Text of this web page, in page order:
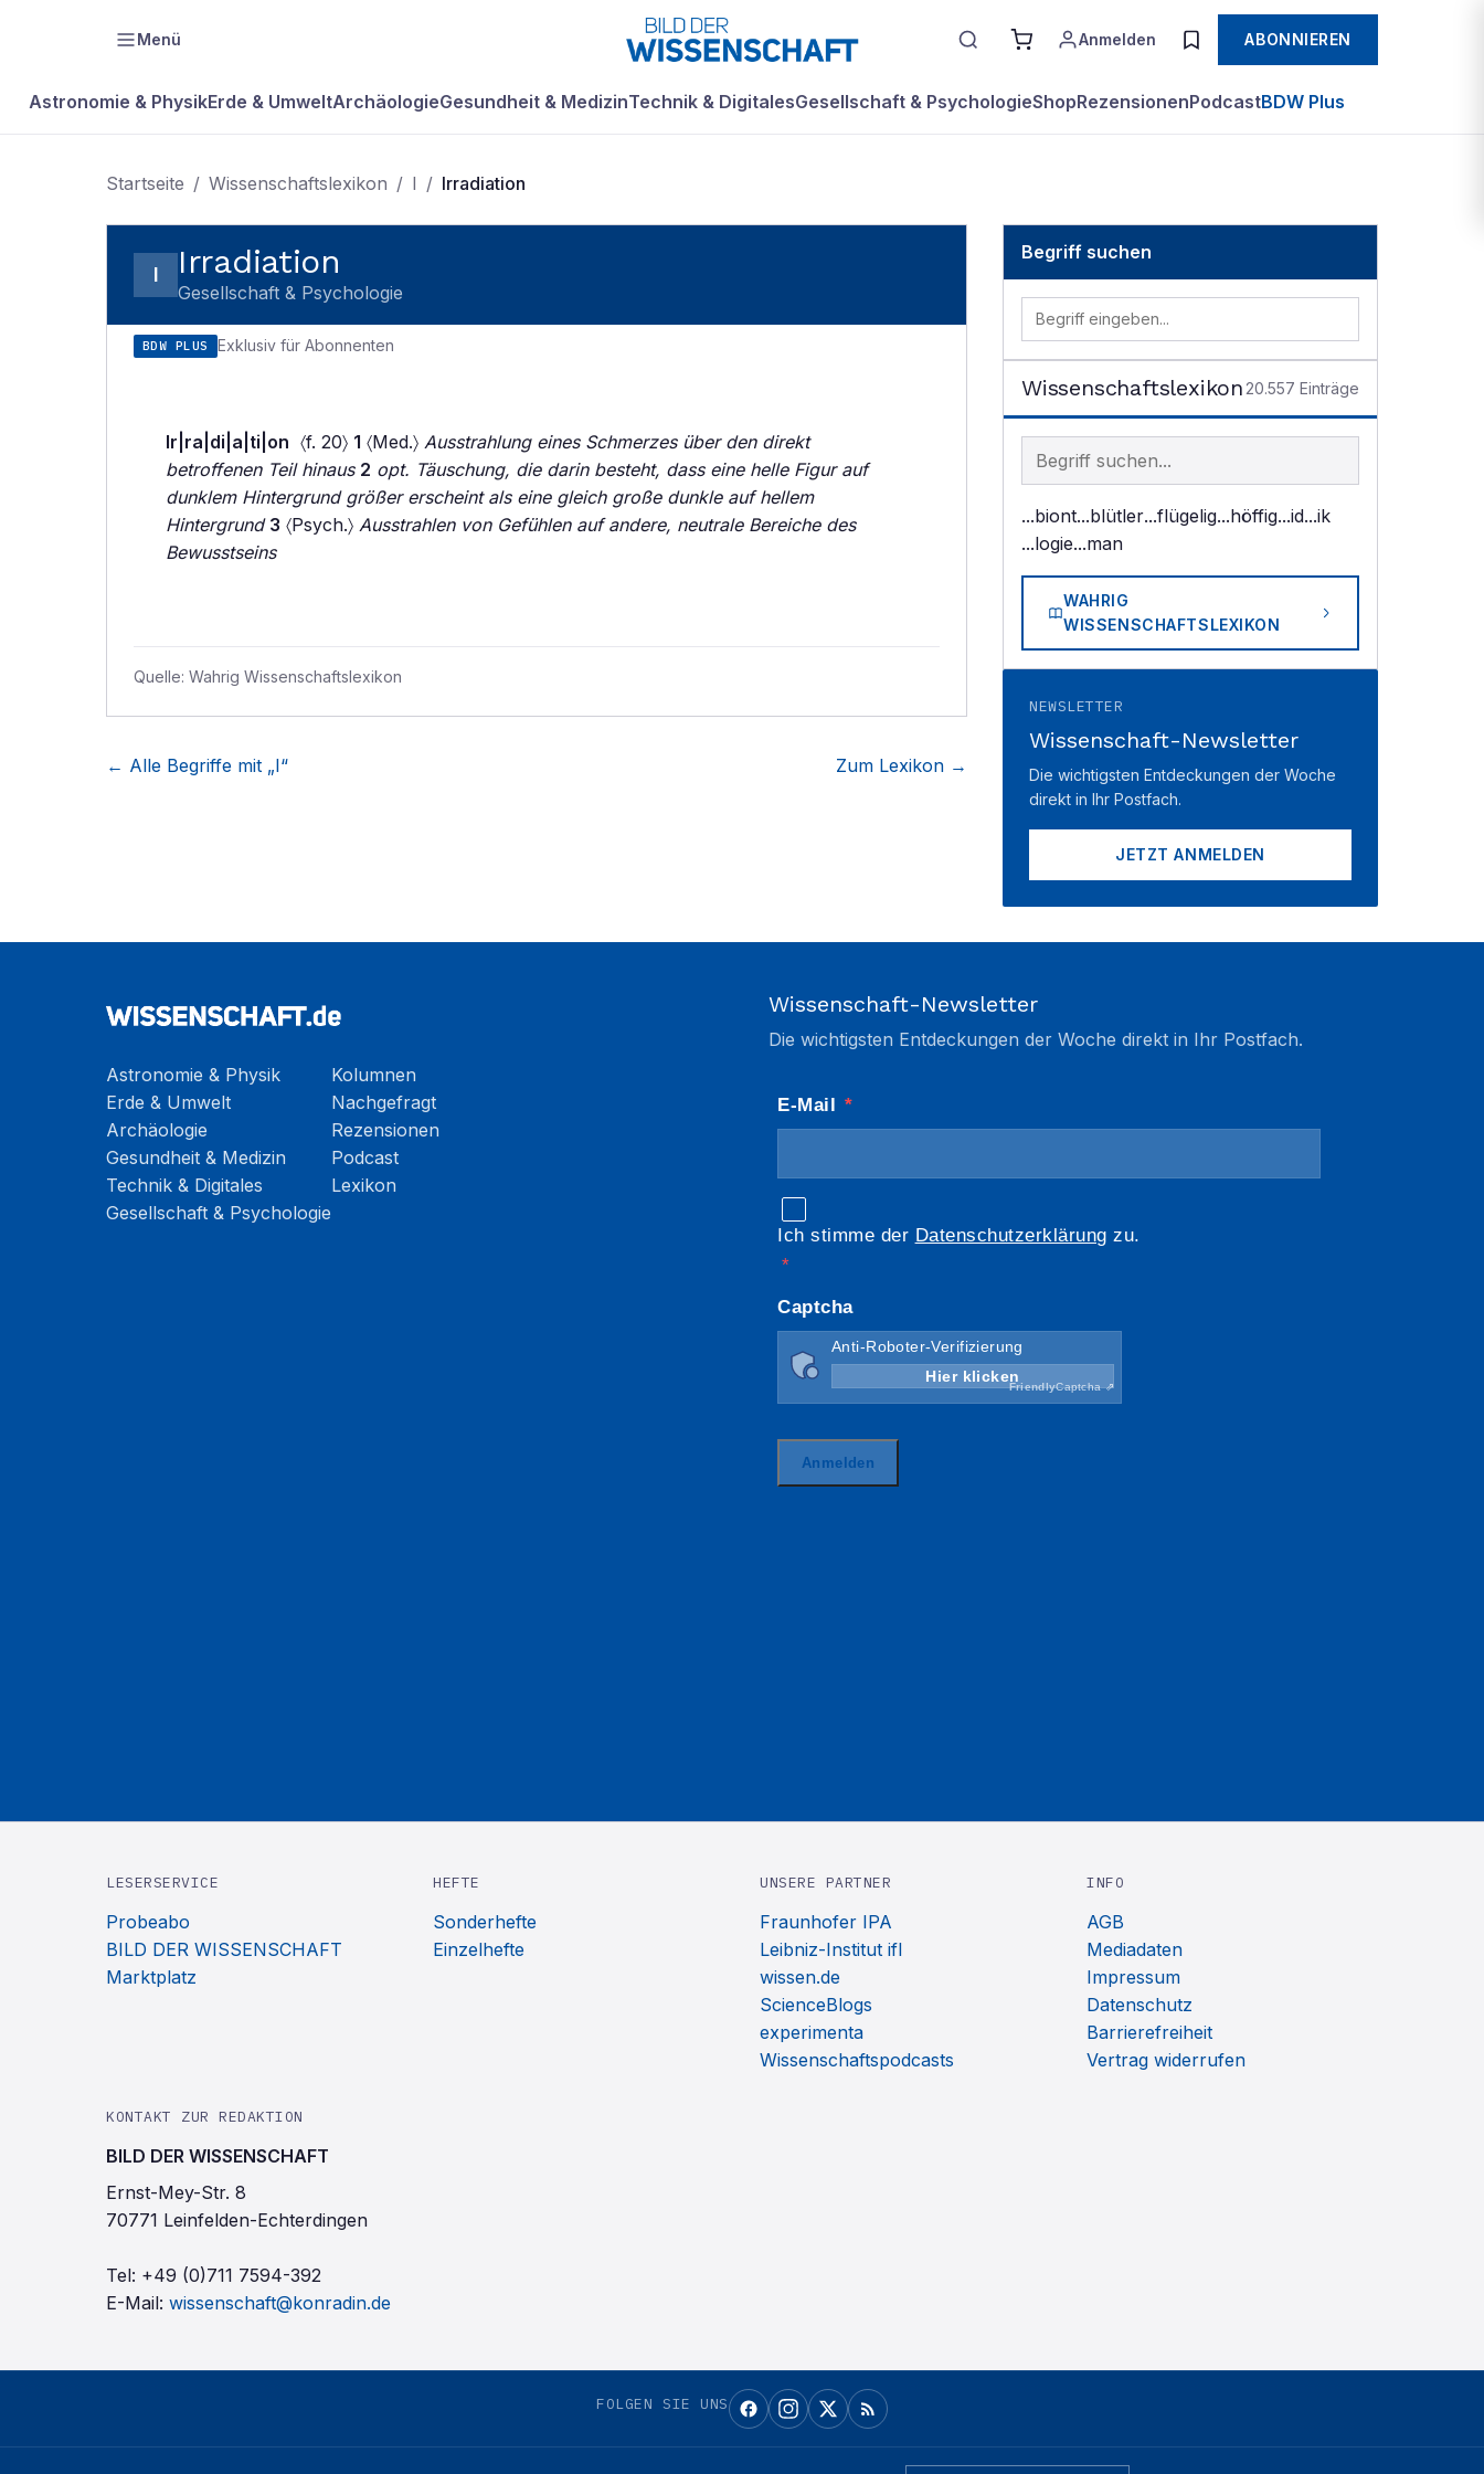
Menü Anmelden ABONNIEREN
Astronomie & PhysikErde & UmweltArchäologieGesundheit & MedizinTechnik & DigitalesGesellschaft & PsychologieShopRezensionenPodcastBDW Plus
Startseite / Wissenschaftslexikon / I / Irradiation
I Irradiation
Gesellschaft & Psychologie
BDW PLUS Exklusiv für Abonnenten
Ir|ra|di|a|ti|on 〈f. 20〉 1 〈Med.〉 Ausstrahlung eines Schmerzes über den direkt
betroffenen Teil hinaus 2 opt. Täuschung, die darin besteht, dass eine helle Figur auf
dunklem Hintergrund größer erscheint als eine gleich große dunkle auf hellem
Hintergrund 3 〈Psych.〉 Ausstrahlen von Gefühlen auf andere, neutrale Bereiche des
Bewusstseins
Quelle: Wahrig Wissenschaftslexikon
← Alle Begriffe mit „I“ Zum Lexikon →
Begriff suchen
Wissenschaftslexikon 20.557 Einträge
Begriff im Lexikon suchen
...biont...blütler...flügelig...höffig...id...ik
...logie...man
WAHRIG
WISSENSCHAFTSLEXIKON
NEWSLETTER
Wissenschaft-Newsletter
Die wichtigsten Entdeckungen der Woche
direkt in Ihr Postfach.
JETZT ANMELDEN
Astronomie & Physik
Erde & Umwelt
Archäologie
Gesundheit & Medizin
Technik & Digitales
Gesellschaft & Psychologie
Kolumnen
Nachgefragt
Rezensionen
Podcast
Lexikon
Wissenschaft-Newsletter
Die wichtigsten Entdeckungen der Woche direkt in Ihr Postfach.
LESERSERVICE
Probeabo
BILD DER WISSENSCHAFT
Marktplatz
HEFTE
Sonderhefte
Einzelhefte
UNSERE PARTNER
Fraunhofer IPA
Leibniz-Institut ifl
wissen.de
ScienceBlogs
experimenta
Wissenschaftspodcasts
INFO
AGB
Mediadaten
Impressum
Datenschutz
Barrierefreiheit
Vertrag widerrufen
KONTAKT ZUR REDAKTION
BILD DER WISSENSCHAFT
Ernst-Mey-Str. 8
70771 Leinfelden-Echterdingen
Tel: +49 (0)711 7594-392
E-Mail: wissenschaft@konradin.de
FOLGEN SIE UNS